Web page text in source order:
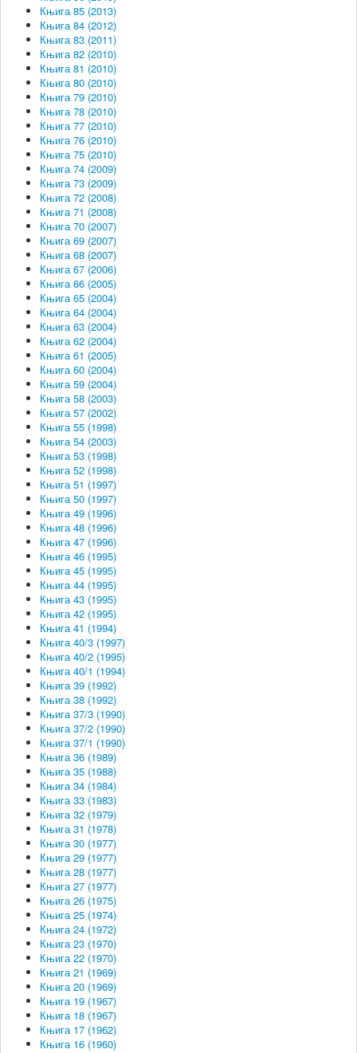
Књига 85 (2013)
Књига 84 (2012)
Књига 83 (2011)
Књига 82 (2010)
Књига 81 (2010)
Књига 80 (2010)
Књига 79 (2010)
Књига 78 (2010)
Књига 77 (2010)
Књига 76 (2010)
Књига 75 (2010)
Књига 74 (2009)
Књига 73 (2009)
Књига 72 (2008)
Књига 71 (2008)
Књига 70 (2007)
Књига 69 (2007)
Књига 68 (2007)
Књига 67 (2006)
Књига 66 (2005)
Књига 65 (2004)
Књига 64 (2004)
Књига 63 (2004)
Књига 62 (2004)
Књига 61 (2005)
Књига 60 (2004)
Књига 59 (2004)
Књига 58 (2003)
Књига 57 (2002)
Књига 55 (1998)
Књига 54 (2003)
Књига 53 (1998)
Књига 52 (1998)
Књига 51 (1997)
Књига 50 (1997)
Књига 49 (1996)
Књига 48 (1996)
Књига 47 (1996)
Књига 46 (1995)
Књига 45 (1995)
Књига 44 (1995)
Књига 43 (1995)
Књига 42 (1995)
Књига 41 (1994)
Књига 40/3 (1997)
Књига 40/2 (1995)
Књига 40/1 (1994)
Књига 39 (1992)
Књига 38 (1992)
Књига 37/3 (1990)
Књига 37/2 (1990)
Књига 37/1 (1990)
Књига 36 (1989)
Књига 35 (1988)
Књига 34 (1984)
Књига 33 (1983)
Књига 32 (1979)
Књига 31 (1978)
Књига 30 (1977)
Књига 29 (1977)
Књига 28 (1977)
Књига 27 (1977)
Књига 26 (1975)
Књига 25 (1974)
Књига 24 (1972)
Књига 23 (1970)
Књига 22 (1970)
Књига 21 (1969)
Књига 20 (1969)
Књига 19 (1967)
Књига 18 (1967)
Књига 17 (1962)
Књига 16 (1960)